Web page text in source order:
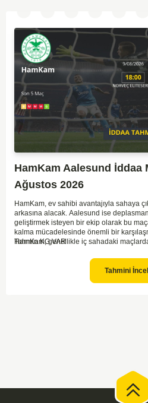
HamKam Aalesund İddaa
Ağustos 2026
HamKam, ev sahibi avantajıyla sahaya
arkasına alacak. Aalesund ise
geliştirmek isteyen bir ekip olarak bu
kalma mücadelesinde önemli bir
HamKam, genellikle iç sahadaki
olabilir. Hücum anlamında her iki takım
gol bulma ihtimalleri yüksek.
Tahmin KG VAR
Tahmini